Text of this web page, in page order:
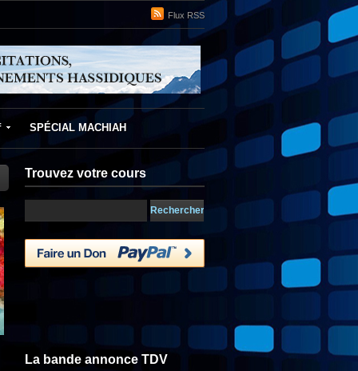
Flux RSS
SPÉCIAL MACHIAH
Trouvez votre cours
La bande annonce TDV